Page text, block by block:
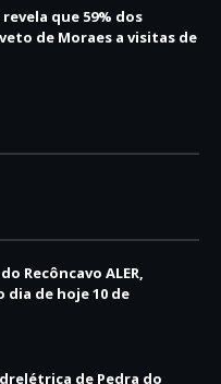
que 59% dos
de Moraes a visitas de
Recôncavo ALER,
dia de hoje 10 de
de Pedra do